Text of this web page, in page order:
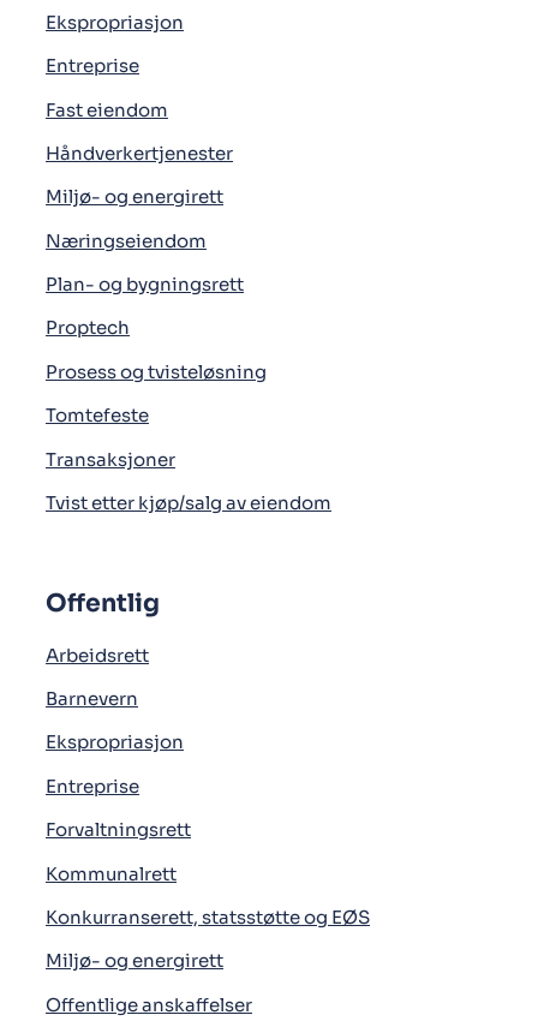
Ekspropriasjon
Entreprise
Fast eiendom
Håndverkertjenester
Miljø- og energirett
Næringseiendom
Plan- og bygningsrett
Proptech
Prosess og tvisteløsning
Tomtefeste
Transaksjoner
Tvist etter kjøp/salg av eiendom
Offentlig
Arbeidsrett
Barnevern
Ekspropriasjon
Entreprise
Forvaltningsrett
Kommunalrett
Konkurranserett, statsstøtte og EØS
Miljø- og energirett
Offentlige anskaffelser